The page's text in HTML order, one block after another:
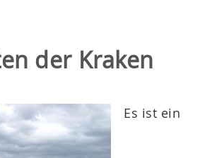
der Kraken
Es ist ein